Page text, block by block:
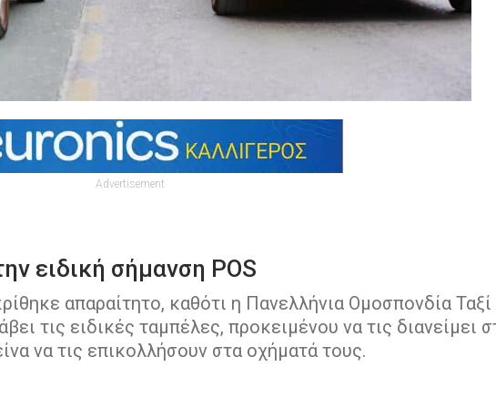
Advertisement
ειδική σήμανση POS
απαραίτητο, καθότι η Πανελλήνια Ομοσπονδία Ταξί
τις ειδικές ταμπέλες, προκειμένου να τις διανείμει
να τις επικολλήσουν στα οχήματά τους.